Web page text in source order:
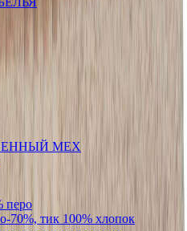
МЕХ
перо
70%, тик 100% хлопок